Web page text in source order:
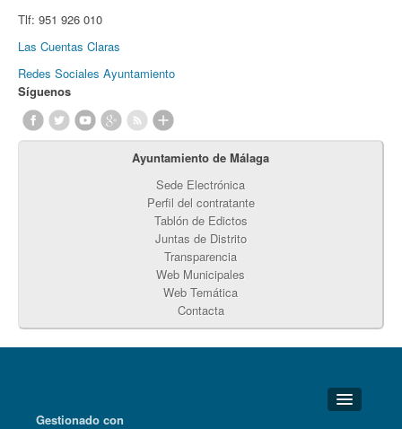
Tlf: 951 926 010
Las Cuentas Claras
Redes Sociales Ayuntamiento
Síguenos
Ayuntamiento de Málaga
Sede Electrónica
Perfil del contratante
Tablón de Edictos
Juntas de Distrito
Transparencia
Web Municipales
Web Temática
Contacta
Gestionado con